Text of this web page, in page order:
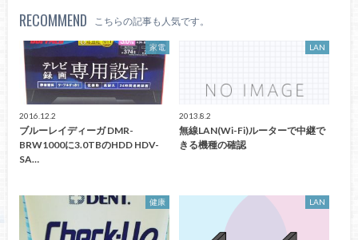
RECOMMEND こちらの記事も人気です。
家電
2016.12.2
ブルーレイディーガ DMR-
BRW1000に3.0TBのHDD HDV-
SA…
LAN
2013.8.2
無線LAN(Wi-Fi)ルーターで中継で
きる機種の確認
健康 LAN